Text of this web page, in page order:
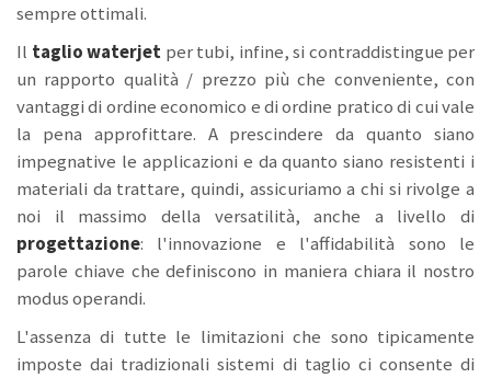
sempre ottimali.
Il taglio waterjet per tubi, infine, si contraddistingue per
un rapporto qualità / prezzo più che conveniente, con
vantaggi di ordine economico e di ordine pratico di cui vale
la pena approfittare. A prescindere da quanto siano
impegnative le applicazioni e da quanto siano resistenti i
materiali da trattare, quindi, assicuriamo a chi si rivolge a
noi il massimo della versatilità, anche a livello di
progettazione: l'innovazione e l'affidabilità sono le
parole chiave che definiscono in maniera chiara il nostro
modus operandi.
L'assenza di tutte le limitazioni che sono tipicamente
imposte dai tradizionali sistemi di taglio ci consente di